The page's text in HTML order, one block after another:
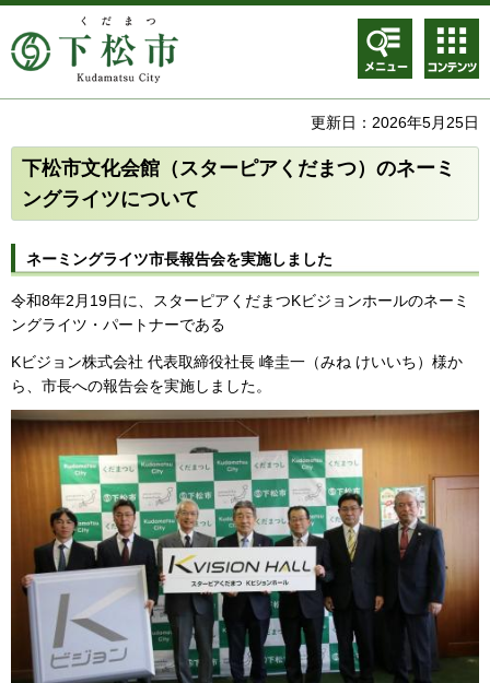
メニュ
ー
コンテ
ンツメ
ニュー
更新日：2026年5月25日
下松市文化会館（スターピアくだまつ）のネーミ
ングライツについて
ネーミングライツ市長報告会を実施しました
令和8年2月19日に、スターピアくだまつKビジョンホールのネーミ
ングライツ・パートナーである
Kビジョン株式会社 代表取締役社長 峰圭一（みね けいいち）様か
ら、市長への報告会を実施しました。